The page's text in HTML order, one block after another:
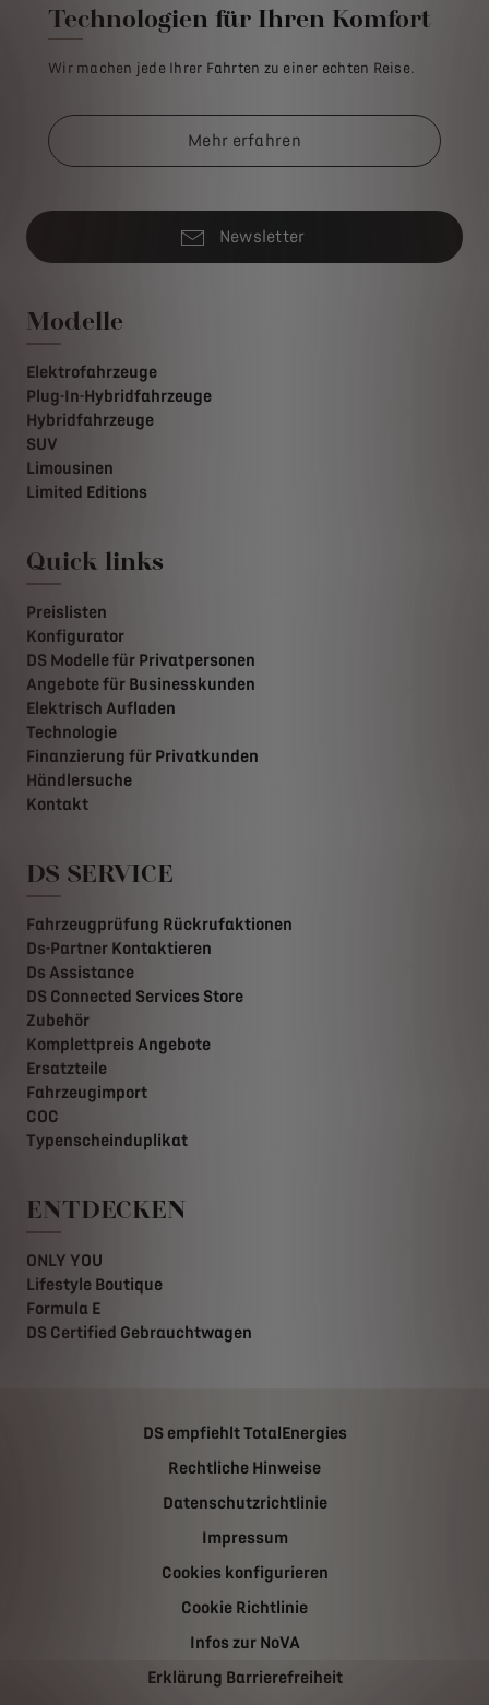
Technologien für Ihren Komfort
Wir machen jede Ihrer Fahrten zu einer echten Reise.
Mehr erfahren
Newsletter
Modelle
Elektrofahrzeuge
Plug-In-Hybridfahrzeuge
Hybridfahrzeuge
SUV
Limousinen
Limited Editions
Quick links
Preislisten
Konfigurator
DS Modelle für Privatpersonen
Angebote für Businesskunden
Elektrisch Aufladen
Technologie
Finanzierung für Privatkunden
Händlersuche
Kontakt
DS SERVICE
Fahrzeugprüfung Rückrufaktionen
Ds-Partner Kontaktieren
Ds Assistance
DS Connected Services Store
Zubehör
Komplettpreis Angebote
Ersatzteile
Fahrzeugimport
COC
Typenscheinduplikat
ENTDECKEN
ONLY YOU
Lifestyle Boutique
Formula E
DS Certified Gebrauchtwagen
DS empfiehlt TotalEnergies
Rechtliche Hinweise
Datenschutzrichtlinie
Impressum
Cookies konfigurieren
Cookie Richtlinie
Infos zur NoVA
Erklärung Barrierefreiheit